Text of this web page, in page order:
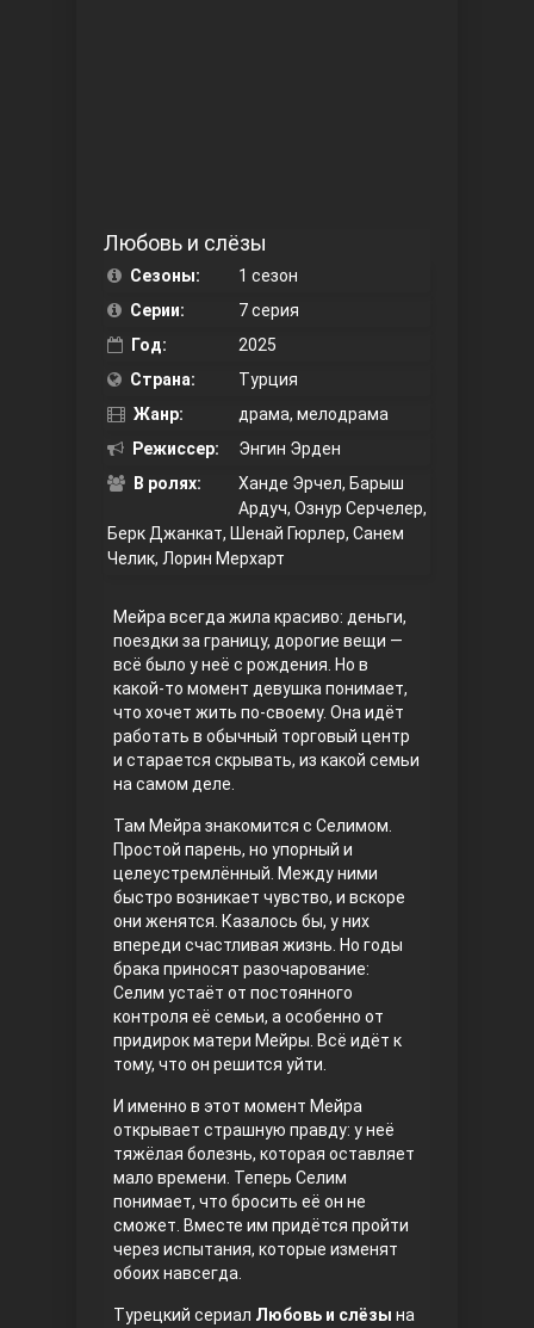
Правосyдие
Любовь напрокат
Воскресший Эртугрул
Три сестры
Любовь и слёзы
Сезоны:
1 сезон
Серии:
7 серия
Год:
2025
Страна:
Турция
Жанр:
драма, мелодрама
Режиссер:
Энгин Эрден
В ролях:
Ханде Эрчел, Барыш
Ардуч, Ознур Серчелер,
Берк Джанкат, Шенай Гюрлер, Санем
Челик, Лорин Мерхарт
Мейра всегда жила красиво: деньги,
поездки за границу, дорогие вещи —
всё было у неё с рождения. Но в
какой-то момент девушка понимает,
что хочет жить по-своему. Она идёт
работать в обычный торговый центр
и старается скрывать, из какой семьи
на самом деле.
Там Мейра знакомится с Селимом.
Простой парень, но упорный и
целеустремлённый. Между ними
быстро возникает чувство, и вскоре
они женятся. Казалось бы, у них
впереди счастливая жизнь. Но годы
брака приносят разочарование:
Селим устаёт от постоянного
контроля её семьи, а особенно от
придирок матери Мейры. Всё идёт к
тому, что он решится уйти.
И именно в этот момент Мейра
открывает страшную правду: у неё
тяжёлая болезнь, которая оставляет
мало времени. Теперь Селим
понимает, что бросить её он не
сможет. Вместе им придётся пройти
через испытания, которые изменят
обоих навсегда.
Турецкий сериал Любовь и слёзы на